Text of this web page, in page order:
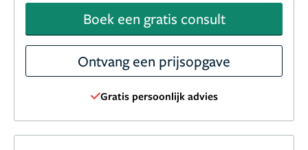
Boek een gratis consult
Ontvang een prijsopgave
Gratis persoonlijk advies